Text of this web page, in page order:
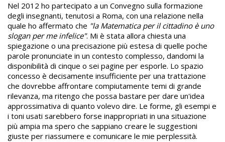
Nel 2012 ho partecipato a un Convegno sulla formazione
degli insegnanti, tenutosi a Roma, con una relazione nella
quale ho affermato che "la Matematica per il cittadino è uno
slogan per me infelice". Mi è stata allora chiesta una
spiegazione o una precisazione più estesa di quelle poche
parole pronunciate in un contesto complesso, dandomi la
disponibilità di cinque o sei pagine per esporle. Lo spazio
concesso è decisamente insufficiente per una trattazione
che dovrebbe affrontare compiutamente temi di grande
rilevanza, ma ritengo che possa bastare per dare un'idea
approssimativa di quanto volevo dire. Le forme, gli esempi e
i toni usati sarebbero forse inappropriati in una situazione
più ampia ma spero che sappiano creare le suggestioni
giuste per riassumere e comunicare le mie perplessità.